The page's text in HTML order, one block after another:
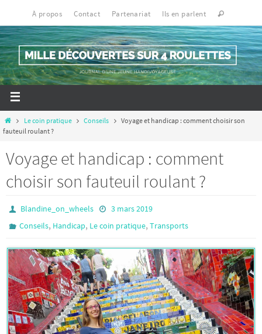
À propos Contact Partenariat Ils en parlent
Le coin pratique Conseils
Voyage et handicap : comment choisir son
fauteuil roulant ?
Voyage et handicap : comment
choisir son fauteuil roulant ?
Blandine_on_wheels
3 mars 2019
Conseils, Handicap, Le coin pratique,Transports